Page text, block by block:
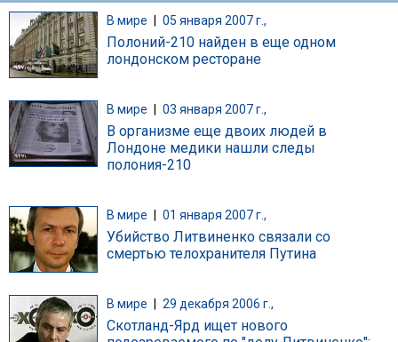
В мире | 05 января 2007 г.,
Полоний-210 найден в еще одном
лондонском ресторане
В мире 03 января 2007 г.,
В организме еще двоих людей в
Лондоне медики нашли следы
полония-210
В мире 01 января 2007 г.,
Убийство Литвиненко связали со
смертью телохранителя Путина
В мире 29 декабря 2006 г.,
Скотланд-Ярд ищет нового